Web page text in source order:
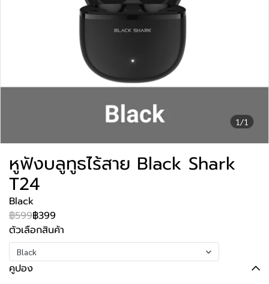
1/1
หูฟังบลูทูธไร้สาย Black Shark
T24
Black
฿599฿399
ตัวเลือกสินค้า
Black
คูปอง